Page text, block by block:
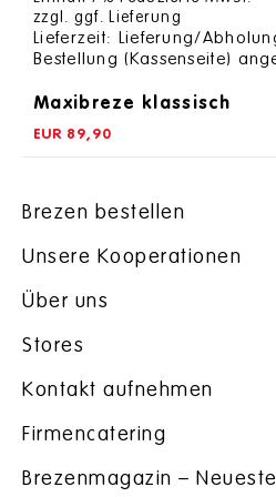
5
zzgl. ggf. Lieferung
Lieferzeit: Lieferung/
Bestellung (Kassenseite)
Maxibreze klassisch
EUR 89,90
Brezen bestellen
Unsere Kooperationen
Über uns
Stores
Kontakt aufnehmen
Firmencatering
Brezenmagazin –